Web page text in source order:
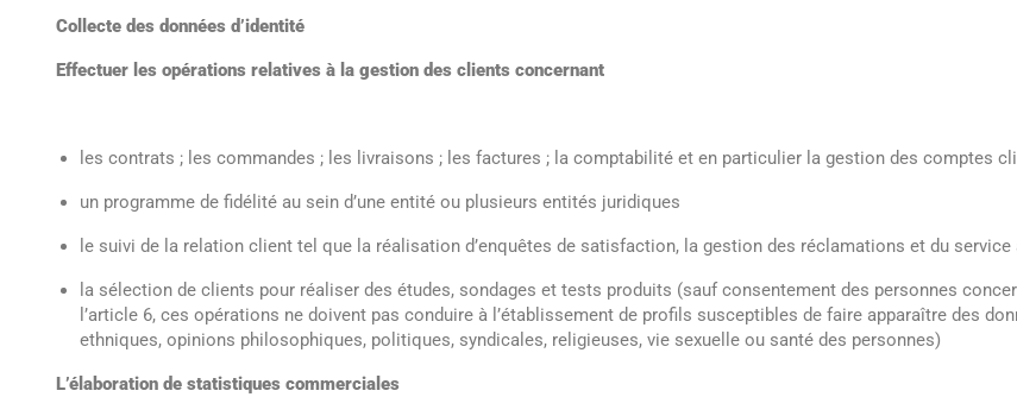
Collecte des données d’identité
Effectuer les opérations relatives à la gestion des clients concernant
les contrats ; les commandes ; les livraisons ; les factures ; la comptabilité et en particulier la gestion des comptes
un programme de fidélité au sein d’une entité ou plusieurs entités juridiques
le suivi de la relation client tel que la réalisation d’enquêtes de satisfaction, la gestion des réclamations et du service
la sélection de clients pour réaliser des études, sondages et tests produits (sauf consentement des personnes
l’article 6, ces opérations ne doivent pas conduire à l’établissement de profils susceptibles de faire apparaître des
ethniques, opinions philosophiques, politiques, syndicales, religieuses, vie sexuelle ou santé des personnes)
L’élaboration de statistiques commerciales